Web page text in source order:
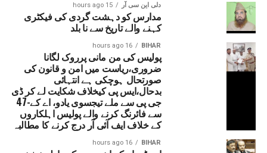
دلی این سی آر 15 hours ago
مدارس کو دہشت گردی کی فیکٹری
کہنے والے تاریخ سے نا بلد
BIHAR
16 hours ago
پولیس کی من مانی پرروک لگانا
ضروری،ریاست میں امن و قانون کی
صورتحال ہوچکی ہے انتہائی
بدحال،ایس پی کیخلاف شکایت لے کر ڈی
جی پی سے ملے تیجسوی یادو، اے کے-47
سے فائرنگ کرنے والے پولیس اہلکاروں
کے خلاف ایف آئی آر درج کرنے کا مطالبہ
BIHAR
16 hours ago